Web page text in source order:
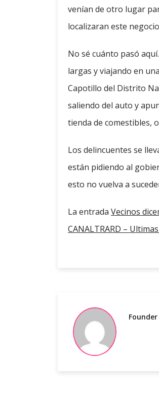
venían de otro lugar
localizaran este
No sé cuánto pasó
largas y viajando en
Capotillo del Distrito
saliendo del auto y
tienda de comestibles,
Los delincuentes se
están pidiendo al
esto no vuelva a
La entrada Vecinos
CANALTRARD –
Founder